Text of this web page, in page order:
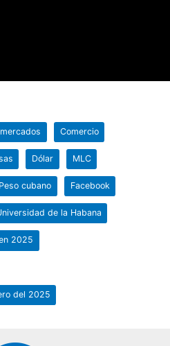
Comercio
Dólar MLC
Peso cubano Facebook
de la Habana
2025
del 2025